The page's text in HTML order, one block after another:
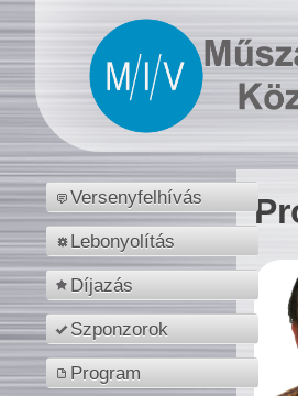
Versenyfelhívás
Lebonyolítás
Díjazás
Szponzorok
Program